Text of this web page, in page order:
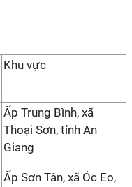
Khu vực
Ấp Trung Bình, xã
Thoại Sơn, tỉnh An
Giang
Ấp Sơn Tân, xã Óc Eo,